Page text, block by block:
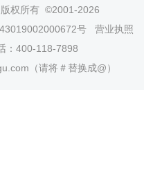
版权所有 ©2001-2026
号
营业执照
：400-118-7898
（请将＃替换成@）